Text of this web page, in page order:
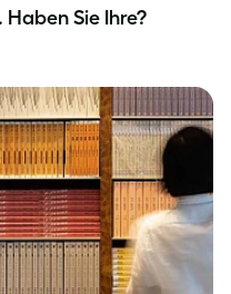
Sie Ihre?